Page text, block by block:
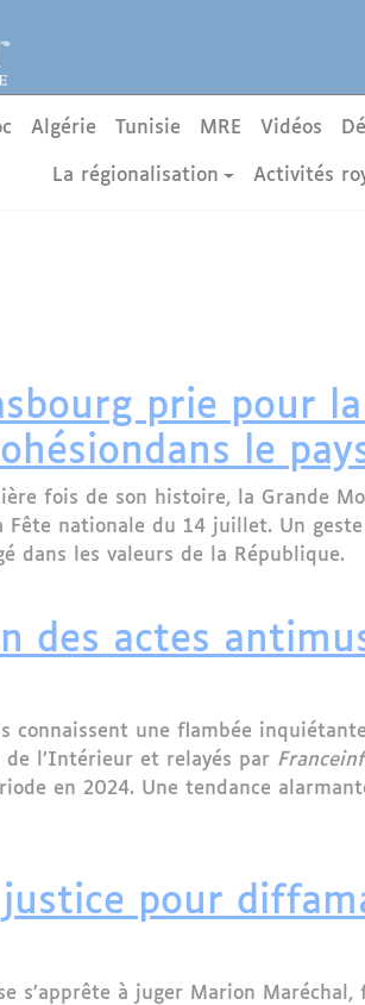
Algérie Tunisie MRE Vidéos
La régionalisation Activités
prie pour
le
fois de son histoire, la Grande
nationale du 14 juillet. Un
dans les valeurs de la République.
des actes
connaissent une flambée
l’Intérieur et relayés par
en 2024. Une tendance
pour
s’apprête à juger Marion